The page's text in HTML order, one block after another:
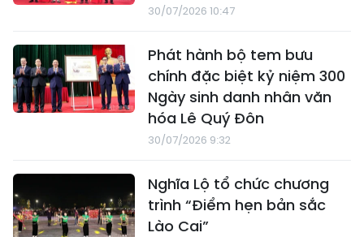
30/07/2026 10:47
Phát hành bộ tem bưu
chính đặc biệt kỷ niệm 300
Ngày sinh danh nhân văn
hóa Lê Quý Đôn
30/07/2026 9:32
Nghĩa Lộ tổ chức chương
trình “Điểm hẹn bản sắc
Lào Cai”